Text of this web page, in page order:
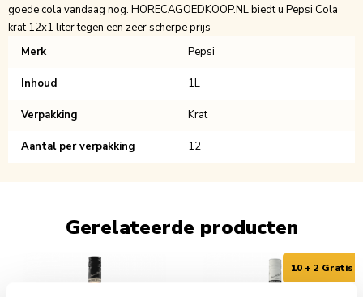
goede cola vandaag nog. HORECAGOEDKOOP.NL biedt u Pepsi Cola
krat 12x1 liter tegen een zeer scherpe prijs
Merk
Pepsi
Inhoud 1L
Verpakking Krat
Aantal per verpakking 12
Gerelateerde producten
Navigating through the elements of the carousel is possible
Press to skip carousel 10 + 2 Gratis